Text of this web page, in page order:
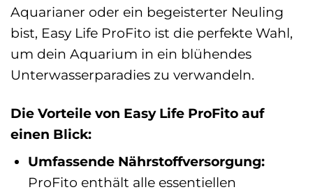
Aquarianer oder ein begeisterter Neuling
bist, Easy Life ProFito ist die perfekte Wahl,
um dein Aquarium in ein blühendes
Unterwasserparadies zu verwandeln.
Die Vorteile von Easy Life ProFito auf
einen Blick:
Umfassende Nährstoffversorgung:
ProFito enthält alle essentiellen